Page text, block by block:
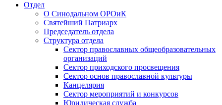
Отдел
О Синодальном ОРОиК
Святейший Патриарх
Председатель отдела
Структура отдела
Сектор православных общеобразовательных
организаций
Сектор приходского просвещения
Сектор основ православной культуры
Канцелярия
Сектор мероприятий и конкурсов
Юридическая служба